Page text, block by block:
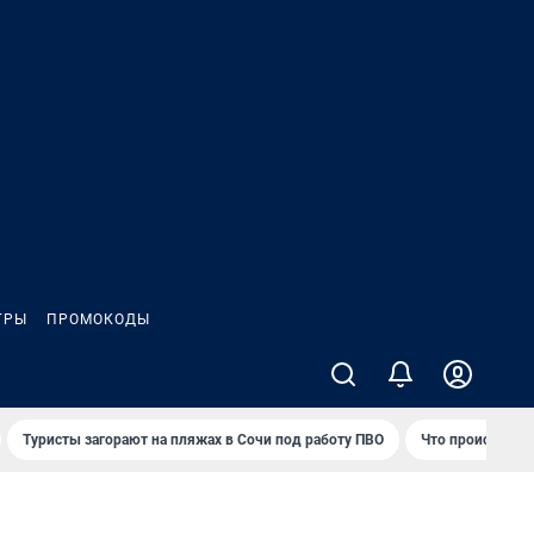
ПРОМОКОДЫ
Туристы загорают на пляжах в Сочи под работу ПВО Что происходит